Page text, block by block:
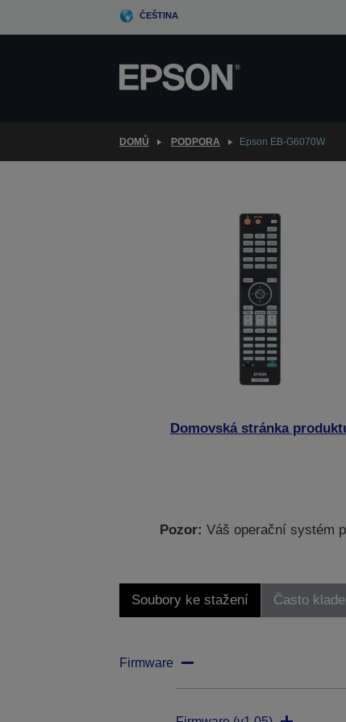
ČEŠTINA
DOMŮ PODPORA Epson EB-G6070W
Domovská stránka
Pozor: Váš operační systém
Soubory ke stažení Často
Firmware